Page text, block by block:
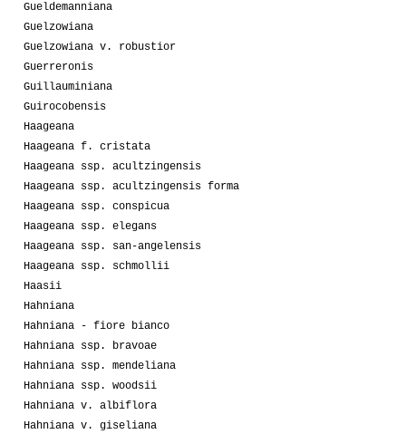
Gueldemanniana
Guelzowiana
Guelzowiana v. robustior
Guerreronis
Guillauminiana
Guirocobensis
Haageana
Haageana f. cristata
Haageana ssp. acultzingensis
Haageana ssp. acultzingensis forma
Haageana ssp. conspicua
Haageana ssp. elegans
Haageana ssp. san-angelensis
Haageana ssp. schmollii
Haasii
Hahniana
Hahniana - fiore bianco
Hahniana ssp. bravoae
Hahniana ssp. mendeliana
Hahniana ssp. woodsii
Hahniana v. albiflora
Hahniana v. giseliana